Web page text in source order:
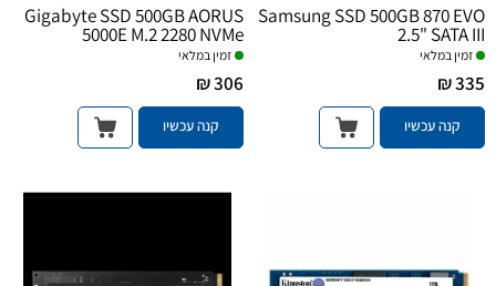
Samsung SSD 500GB 870 EVO
2.5" SATA III
זמין במלאי
335 ₪
קנה עכשיו
Gigabyte SSD 500GB AORUS
5000E M.2 2280 NVMe
זמין במלאי
306 ₪
קנה עכשיו